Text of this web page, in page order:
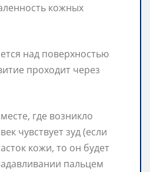
кожных
над поверхностью
проходит через
где возникло
чувствует зуд (если
кожи, то он будет
пальцем